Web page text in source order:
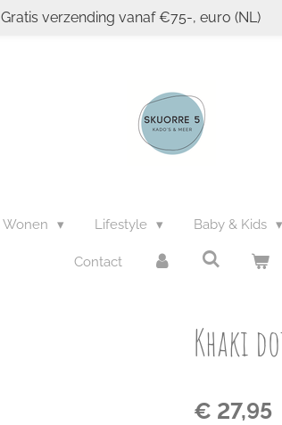
Gratis verzending vanaf €75-, euro (NL)
Wonen Lifestyle Baby & Kids
Contact
Khaki
€ 27,95